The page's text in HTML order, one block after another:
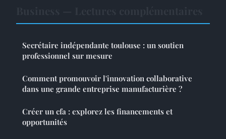
Secrétaire indépendante toulouse : un soutien
professionnel sur mesure
Comment promouvoir l'innovation collaborative
dans une grande entreprise manufacturière ?
Créer un cfa : explorez les financements et
opportunités